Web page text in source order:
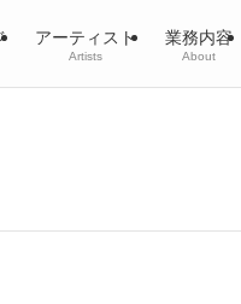
アーティスト
Artists
業務内容
About